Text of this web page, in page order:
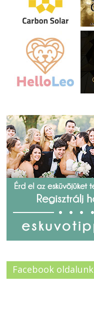
Facebook oldalunk